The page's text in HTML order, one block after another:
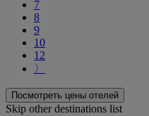
7
8
9
10
12
〉
Посмотреть цены отелей
Skip other destinations list